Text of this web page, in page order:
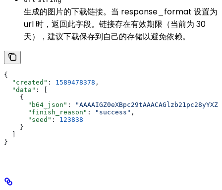
生成的图片的下载链接。当 response_format 设置为
url 时，返回此字段。链接存在有效期限（当前为 30
天），建议下载保存到自己的存储以避免依赖。
{
  "created"
: 1589478378 ,
  "data"
: [
    {
      "b64_json"
:
      "finish_reason"
: "success" ,
      "seed"
: 123838
    }
  ]
}